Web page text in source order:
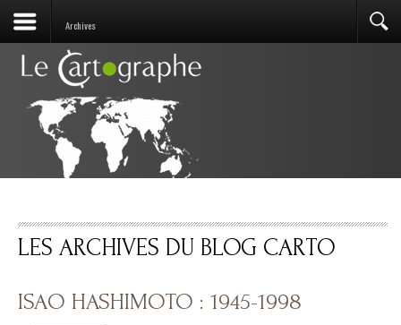
Archives
LES ARCHIVES DU BLOG CARTO
ISAO HASHIMOTO : 1945-1998